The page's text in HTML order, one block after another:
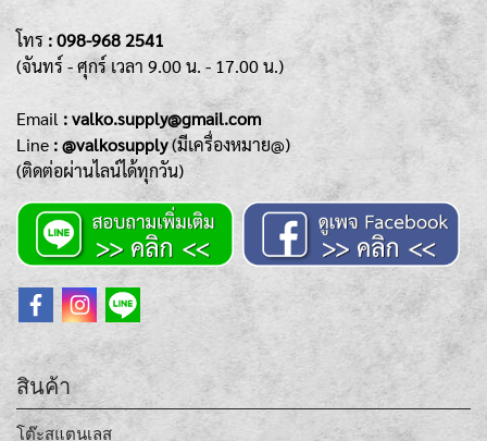
โทร :098-968 2541
(จันทร์ - ศุกร์เวลา 9.00 น. - 17.00 น.)
Email : valko.supply@gmail.com
Line : @valkosupply(มีเครื่องหมาย@)
(ติดต่อผ่านไลน์ได้ทุกวัน)
สินค้า
โต๊ะสแตนเลส